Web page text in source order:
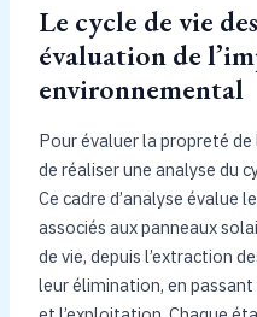
Le cycle de vie
évaluation de
environnemental
Pour évaluer la propreté
de réaliser une analyse du
Ce cadre d’analyse évalue
associés aux panneaux
de vie, depuis l’extraction
leur élimination, en